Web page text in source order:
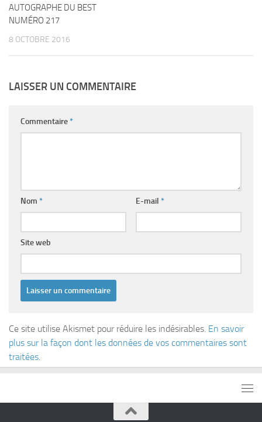
AUTOGRAPHE DU BEST
NUMÉRO 217
8 OCTOBRE 2016
LAISSER UN COMMENTAIRE
Commentaire*
Nom * E-mail *
Site web
Ce site utilise Akismet pour réduire les indésirables. En savoir
plus sur la façon dont les données de vos commentaires sont
traitées